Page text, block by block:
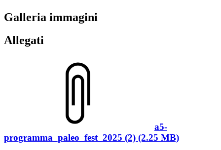
Galleria immagini
Allegati
a5-
programma_paleo_fest_2025 (2) (2.25 MB)